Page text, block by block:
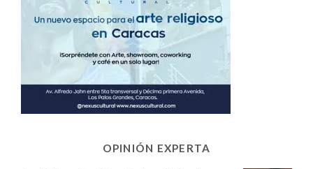
OPINIÓN EXPERTA